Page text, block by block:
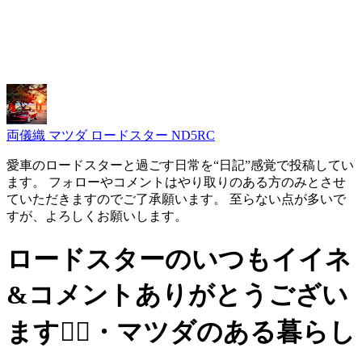
両儀織 マツダ ロードスター ND5RC
愛車のロードスターと過ごす日常を“日記”感覚で投稿してい
ます。 フォローやコメントはやり取りのある方のみとさせ
ていただきますのでご了承願います。 至らない点が多いで
すが、よろしくお願いします。
ロードスターのいつもイイネ
&コメントありがとうござい
ます🙇‍♂️・マツダのある暮らし